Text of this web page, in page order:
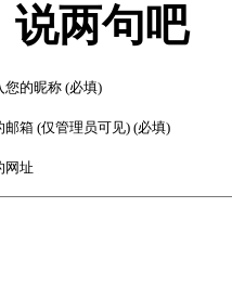
说两句吧
您的昵称 (必填)
邮箱 (仅管理员可见) (必填)
网址